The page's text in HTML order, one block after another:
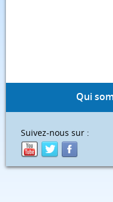
Qui
Suivez-nous sur :